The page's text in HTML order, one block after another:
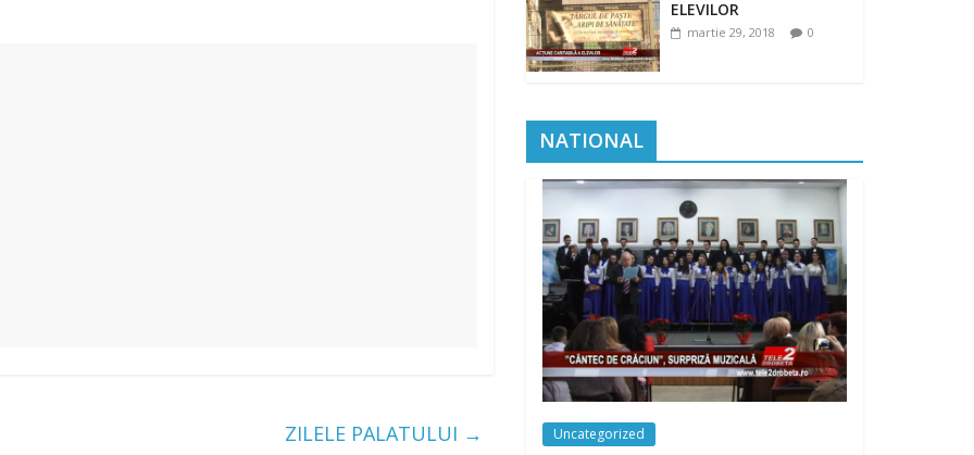
ZILELE PALATULUI →
ELEVILOR
martie 29, 2018 0
NATIONAL
Uncategorized